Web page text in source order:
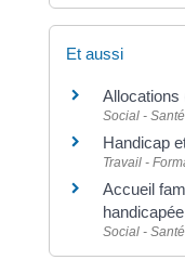
Et aussi
Allocations
Social - Santé
Handicap
Travail -
Accueil
Social - Santé